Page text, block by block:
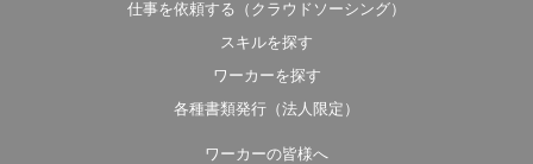
仕事を依頼する（クラウドソーシング）
スキルを探す
ワーカーを探す
各種書類発行（法人限定）
ワーカーの皆様へ